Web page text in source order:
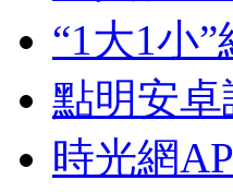
“1大1小
點明安
時光網